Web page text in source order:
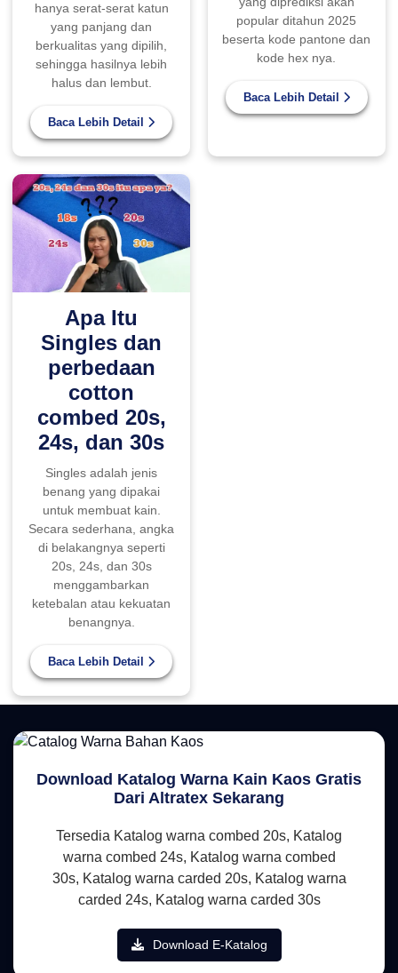
hanya serat-serat katun
yang panjang dan
berkualitas yang dipilih,
sehingga hasilnya lebih
halus dan lembut.
Baca Lebih Detail
popular ditahun 2025
beserta kode pantone dan
kode hex nya.
Baca Lebih Detail
Apa Itu
Singles dan
perbedaan
cotton
combed 20s,
24s, dan 30s
Singles adalah jenis
benang yang dipakai
untuk membuat kain.
Secara sederhana, angka
di belakangnya seperti
20s, 24s, dan 30s
menggambarkan
ketebalan atau kekuatan
benangnya.
Baca Lebih Detail
Download Katalog Warna Kain Kaos Gratis
Dari Altratex Sekarang
Tersedia Katalog warna combed 20s, Katalog
warna combed 24s, Katalog warna combed
30s, Katalog warna carded 20s, Katalog warna
carded 24s, Katalog warna carded 30s
Download E-Katalog